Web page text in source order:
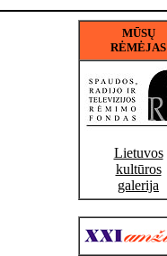
MŪSŲ
RĖMĖJAS
Lietuvos
kultūros
galerija